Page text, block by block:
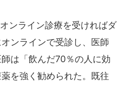
ンライン診療を受ければダ
ンラインで受診し、医師
は「飲んだ70％の人に効
を強く勧められた。既往